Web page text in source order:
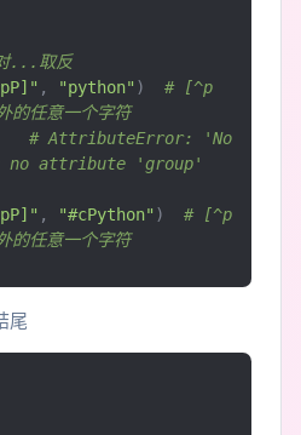
...取反
, "python" )
# [^p
的任意一个字符
# AttributeError: 'No
no attribute 'group'
, "#cPython" )
# [^p
的任意一个字符
尾